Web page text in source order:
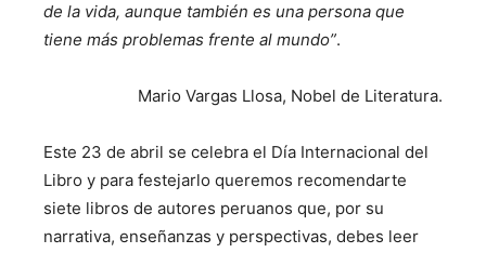
de la vida, aunque también es una persona que
tiene más problemas frente al mundo”.
Mario Vargas Llosa, Nobel de Literatura.
Este 23 de abril se celebra el Día Internacional del
Libro y para festejarlo queremos recomendarte
siete libros de autores peruanos que, por su
narrativa, enseñanzas y perspectivas, debes leer